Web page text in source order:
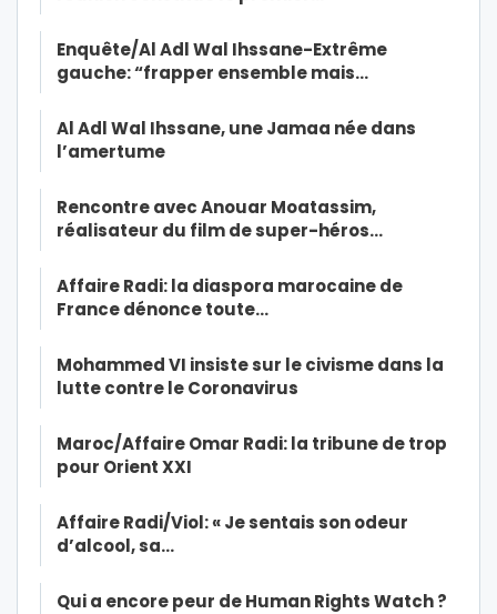
Enquête/Al Adl Wal Ihssane-Extrême
gauche: “frapper ensemble mais…
Al Adl Wal Ihssane, une Jamaa née dans
l’amertume
Rencontre avec Anouar Moatassim,
réalisateur du film de super-héros…
Affaire Radi: la diaspora marocaine de
France dénonce toute…
Mohammed VI insiste sur le civisme dans la
lutte contre le Coronavirus
Maroc/Affaire Omar Radi: la tribune de trop
pour Orient XXI
Affaire Radi/Viol: « Je sentais son odeur
d’alcool, sa…
Qui a encore peur de Human Rights Watch ?